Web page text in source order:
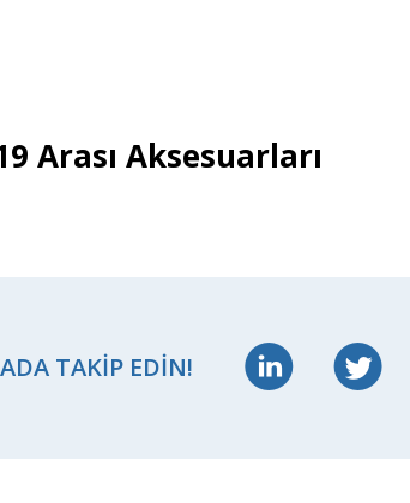
Arası Aksesuarları
TAKIP EDIN!